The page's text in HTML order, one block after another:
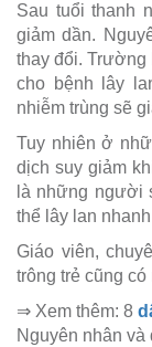
Sau tuổi thanh
giảm dần.
thay đổi. Trường
cho bệnh lây
nhiễm trùng sẽ
Tuy nhiên ở
dịch suy giảm
là những người
thể lây lan
Giáo viên,
trông trẻ cũng
⇒ Xem thêm: 8
Nguyên nhân và